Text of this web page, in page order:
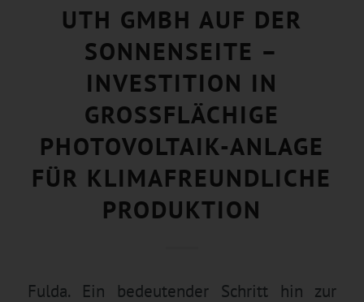
UTH GMBH AUF DER
SONNENSEITE –
INVESTITION IN
GROSSFLÄCHIGE P
HOTOVOLTAIK-ANLAGE F
ÜR KLIMAFREUNDLICHE P
RODUKTION
Fulda. Ein bedeutender Schritt hin zur